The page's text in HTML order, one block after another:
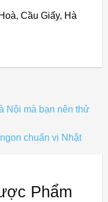
Cầu Giấy, Hà
Nội mà bạn nên thử
chuẩn vị Nhật
Phẩm